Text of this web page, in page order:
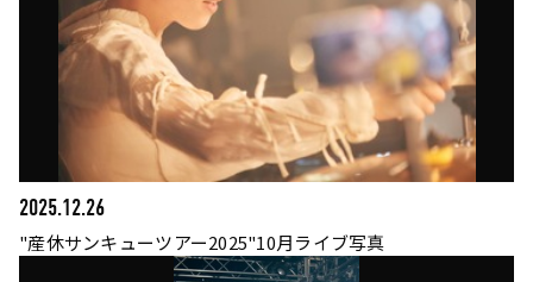
2025.12.26
"産休サンキューツアー2025"10月ライブ写真